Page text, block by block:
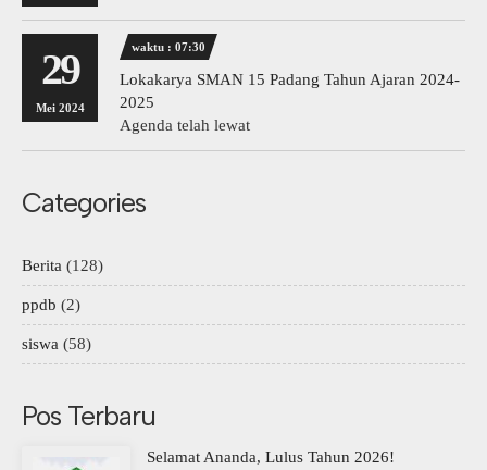
29
Mei 2024
waktu : 07:30
Lokakarya SMAN 15 Padang Tahun Ajaran 2024-
2025
Agenda telah lewat
Categories
Berita (128)
ppdb (2)
siswa (58)
Pos Terbaru
Selamat Ananda, Lulus Tahun 2026!